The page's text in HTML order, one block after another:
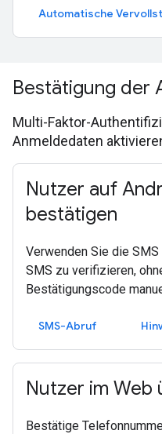
Automatische
Bestätigung der
Multi-Faktor-
Anmeldedaten
Nutzer auf
bestätigen
Verwenden Sie die
SMS zu verifizieren,
Bestätigungscode
SMS-Abruf
Nutzer im Web
Bestätige